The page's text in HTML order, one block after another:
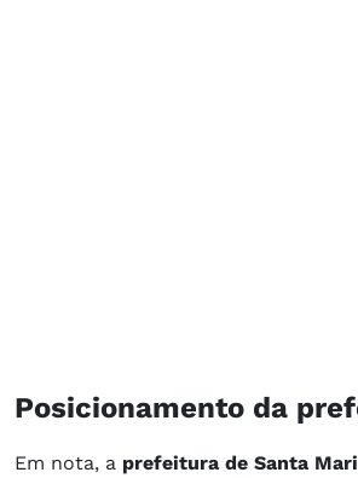
Posicionamento da
Em nota, a prefeitura de Santa